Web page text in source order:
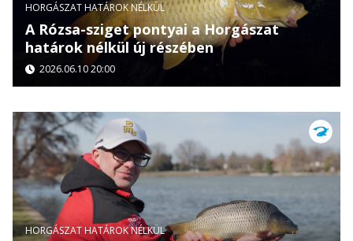
HORGÁSZAT HATÁROK NÉLKÜL
A Rózsa-sziget pontyai a Horgászat
határok nélkül új részében
2026.06.10 20:00
HORGÁSZAT HATÁROK NÉLKÜL